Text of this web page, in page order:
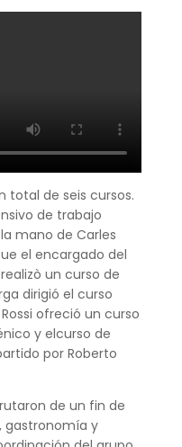
total de seis cursos.
de trabajo
mano de Carles
el encargado del
un curso de
dirigió el curso
ofreció un curso
y elcurso de
por Roberto
de un fin de
gastronomía y